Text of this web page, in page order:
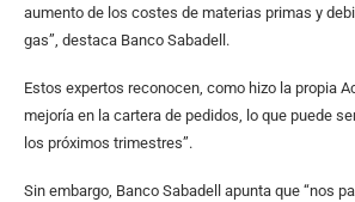
aumento de los costes de materias primas y
gas”, destaca Banco Sabadell.
Estos expertos reconocen, como hizo la propia
mejoría en la cartera de pedidos, lo que puede
los próximos trimestres”.
Sin embargo, Banco Sabadell apunta que “nos